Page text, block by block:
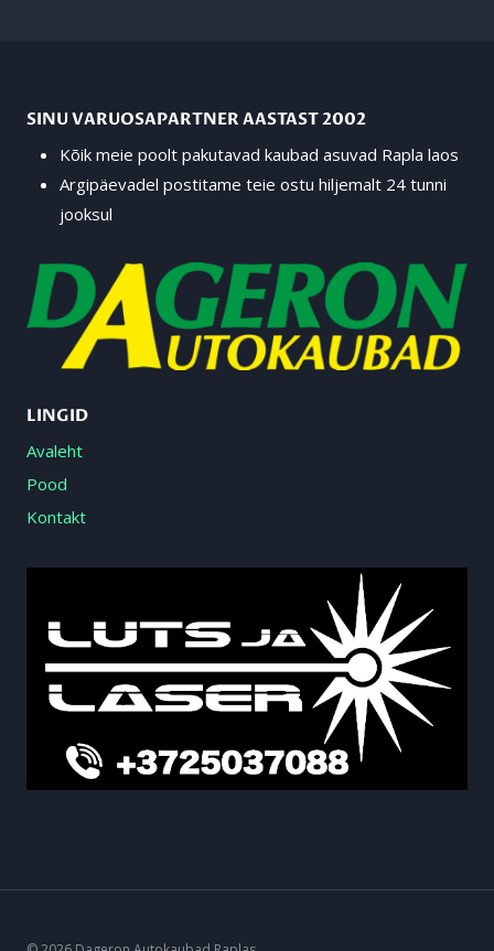
SINU VARUOSAPARTNER AASTAST 2002
Kõik meie poolt pakutavad kaubad asuvad Rapla laos
Argipäevadel postitame teie ostu hiljemalt 24 tunni
jooksul
LINGID
Avaleht
Pood
Kontakt